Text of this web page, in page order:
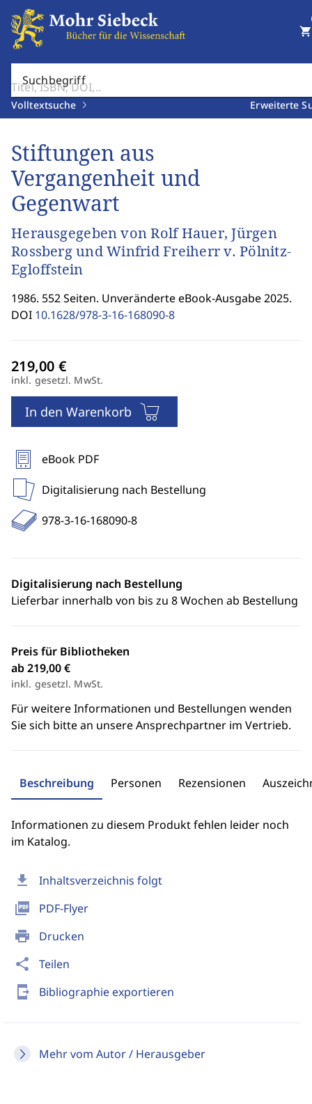
Suchbegriff
Volltextsuche Erweiterte
shopping_cart
download Inhaltsverzeichnis folgt
picture_as_pdf PDF-Flyer
print Drucken
share Teilen
send_to_mobile Bibliographie exportieren
Mehr vom Autor / Herausgeber
Stiftungen aus
Vergangenheit und
Gegenwart
Herausgegeben von Rolf Hauer, Jürgen
Rossberg und Winfrid Freiherr v. Pölnitz-
Egloffstein
1986. 552 Seiten. Unveränderte eBook-Ausgabe 2025.
DOI 10.1628/978-3-16-168090-8
inkl. gesetzl. MwSt.
In den Warenkorb
eBook PDF
Digitalisierung nach Bestellung
978-3-16-168090-8
Digitalisierung nach Bestellung
Lieferbar innerhalb von bis zu 8 Wochen ab Bestellung
Preis für Bibliotheken
ab 219,00 €
inkl. gesetzl. MwSt.
Für weitere Informationen und Bestellungen wenden
Sie sich bitte an unsere Ansprechpartner im Vertrieb.
Beschreibung Personen Rezensionen
Informationen zu diesem Produkt fehlen leider noch
im Katalog.